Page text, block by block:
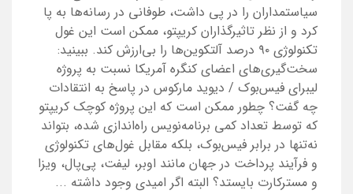
سیاستمداران را در پی داشت، طوفانی در رسانه‌ها به پا
کرد و از نظر تاثیرگذاران کریپتو، ممکن است این غول
تکنولوژی ۹۰ درصد آلتکوین‌ها را بی‌ارزش کند. ببینید:
سخت‌گیری‌های اعضای کنگره آمریکا نسبت به پروژه
لیبرای فیس‌بوک / دیوید مارکوس در پاسخ به انتقادات
چه گفت؟ چطور ممکن است که این پروژه کوچک کریپتو
که توسط تعداد کمی برنامه‌نویس راه‌اندازی شده، بتواند
نه‌تنها در برابر فیس‌بوک، بلکه مقابل غول‌های تکنولوژی
و فرآیند پرداخت در جهان مانند اوبر، لیفت، پی‌پال، ویزا
و مسترکارت بایستد؟ البته اگر امیدی وجود داشته ...